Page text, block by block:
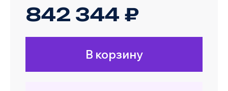
842 344 ₽
В корзину